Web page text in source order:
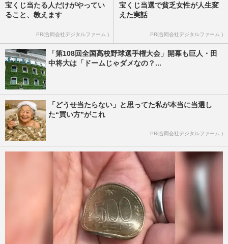
宝くじ当たる人だけがやってい
ること、教えます
PR(合同会社デジタルファーム )
宝くじ当選で貧乏女性が人生変
えた実話
PR(合同会社デジタルファーム )
「第108回全国高校野球選手権大会」開幕も巨人・田
中将大は「ドームじゃダメなの？...
「どうせ当たらない」と思ってた私が本当に当選し
た“買い方”がこれ
PR(合同会社デジタルファーム )